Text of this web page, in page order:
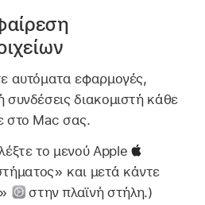
αυτόματα εφαρμογές,
διακομιστή κάθε
στο Mac σας.
το μενού Apple
και μετά κάντε
στην πλαϊνή στήλη.)